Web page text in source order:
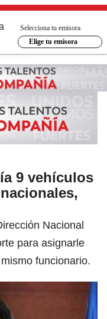
Selecciona tu emisora
Elige tu emisora
9 vehículos
Nacional
para asignarle
funcionario.